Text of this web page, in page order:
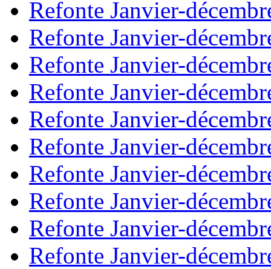
Refonte Janvier-
Refonte Janvier-
Refonte Janvier-
Refonte Janvier-
Refonte Janvier-
Refonte Janvier-
Refonte Janvier-
Refonte Janvier-
Refonte Janvier-
Refonte Janvier-